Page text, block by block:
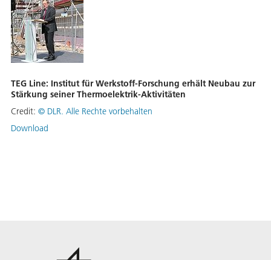
TEG Line: Institut für Werkstoff-Forschung erhält Neubau zur
Stärkung seiner Thermoelektrik-Aktivitäten
Credit: © DLR. Alle Rechte vorbehalten
Download